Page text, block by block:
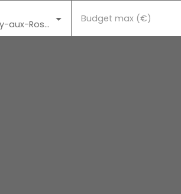
Fontenay-aux-Roses (92260) Budget max (€)